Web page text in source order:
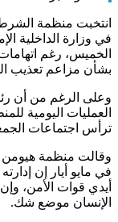
انتخبت منظمة الشرطة
في وزارة الداخلية
الخميس، رغم
بشأن مزاعم تعذيب
وعلى الرغم من أن
العمليات اليومية
ترأس اجتماعات
وقالت منظمة هيومن
في مايو أيار إن
أيدي قوات الأمن،
الإنسان موضع شك.